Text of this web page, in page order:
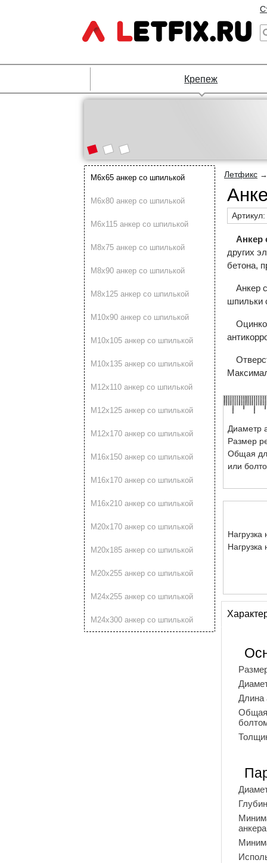
Крепеж
М6х65 анкер со шпилькой
М6х80 анкер со шпилькой
М6х115 анкер со шпилькой
М8х75 анкер со шпилькой
М8х90 анкер со шпилькой
М8х125 анкер со шпилькой
М10х90 анкер со шпилькой
М10х105 анкер со шпилькой
М10х135 анкер со шпилькой
М12х110 анкер со шпилькой
М12х125 анкер со шпилькой
М12х170 анкер со шпилькой
М16х150 анкер со шпилькой
М16х170 анкер со шпилькой
М16х210 анкер со шпилькой
М20х170 анкер со шпилькой
М20х185 анкер со шпилькой
М20х255 анкер со шпилькой
М24х255 анкер со шпилькой
М24х300 анкер со шпилькой
Летфикс
Артикул:
Анкер
других
бетона,
Анкер
шпильки
Диаметр
Размер
Общая
или
Нагрузка
Длина
Общая